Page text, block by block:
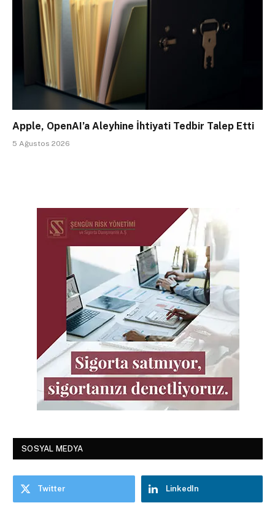
Apple, OpenAI’a Aleyhine İhtiyati Tedbir Talep Etti
5 Ağustos 2026
SOSYAL MEDYA
Twitter LinkedIn